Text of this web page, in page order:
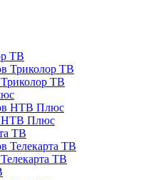
ТВ
Триколор ТВ
ТВ
НТВ Плюс
НТВ Плюс
ТВ
Телекарта ТВ
ТВ